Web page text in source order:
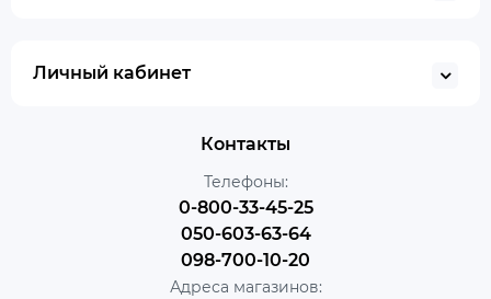
Личный кабинет
Контакты
Телефоны:
0-800-33-45-25
050-603-63-64
098-700-10-20
Адреса магазинов: